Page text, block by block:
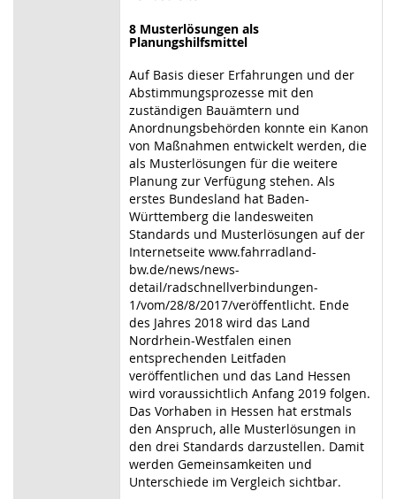
8 Musterlösungen als
Planungshilfsmittel
Auf Basis dieser Erfahrungen und der
Abstimmungsprozesse mit den
zuständigen Bauämtern und
Anordnungsbehörden konnte ein Kanon
von Maßnahmen entwickelt werden, die
als Musterlösungen für die weitere
Planung zur Verfügung stehen. Als
erstes Bundesland hat Baden-
Württemberg die landesweiten
Standards und Musterlösungen auf der
Internetseite www.fahrradland-
bw.de/news/news-
detail/radschnellverbindungen-
1/vom/28/8/2017/veröffentlicht. Ende
des Jahres 2018 wird das Land
Nordrhein-Westfalen einen
entsprechenden Leitfaden
veröffentlichen und das Land Hessen
wird voraussichtlich Anfang 2019 folgen.
Das Vorhaben in Hessen hat erstmals
den Anspruch, alle Musterlösungen in
den drei Standards darzustellen. Damit
werden Gemeinsamkeiten und
Unterschiede im Vergleich sichtbar.